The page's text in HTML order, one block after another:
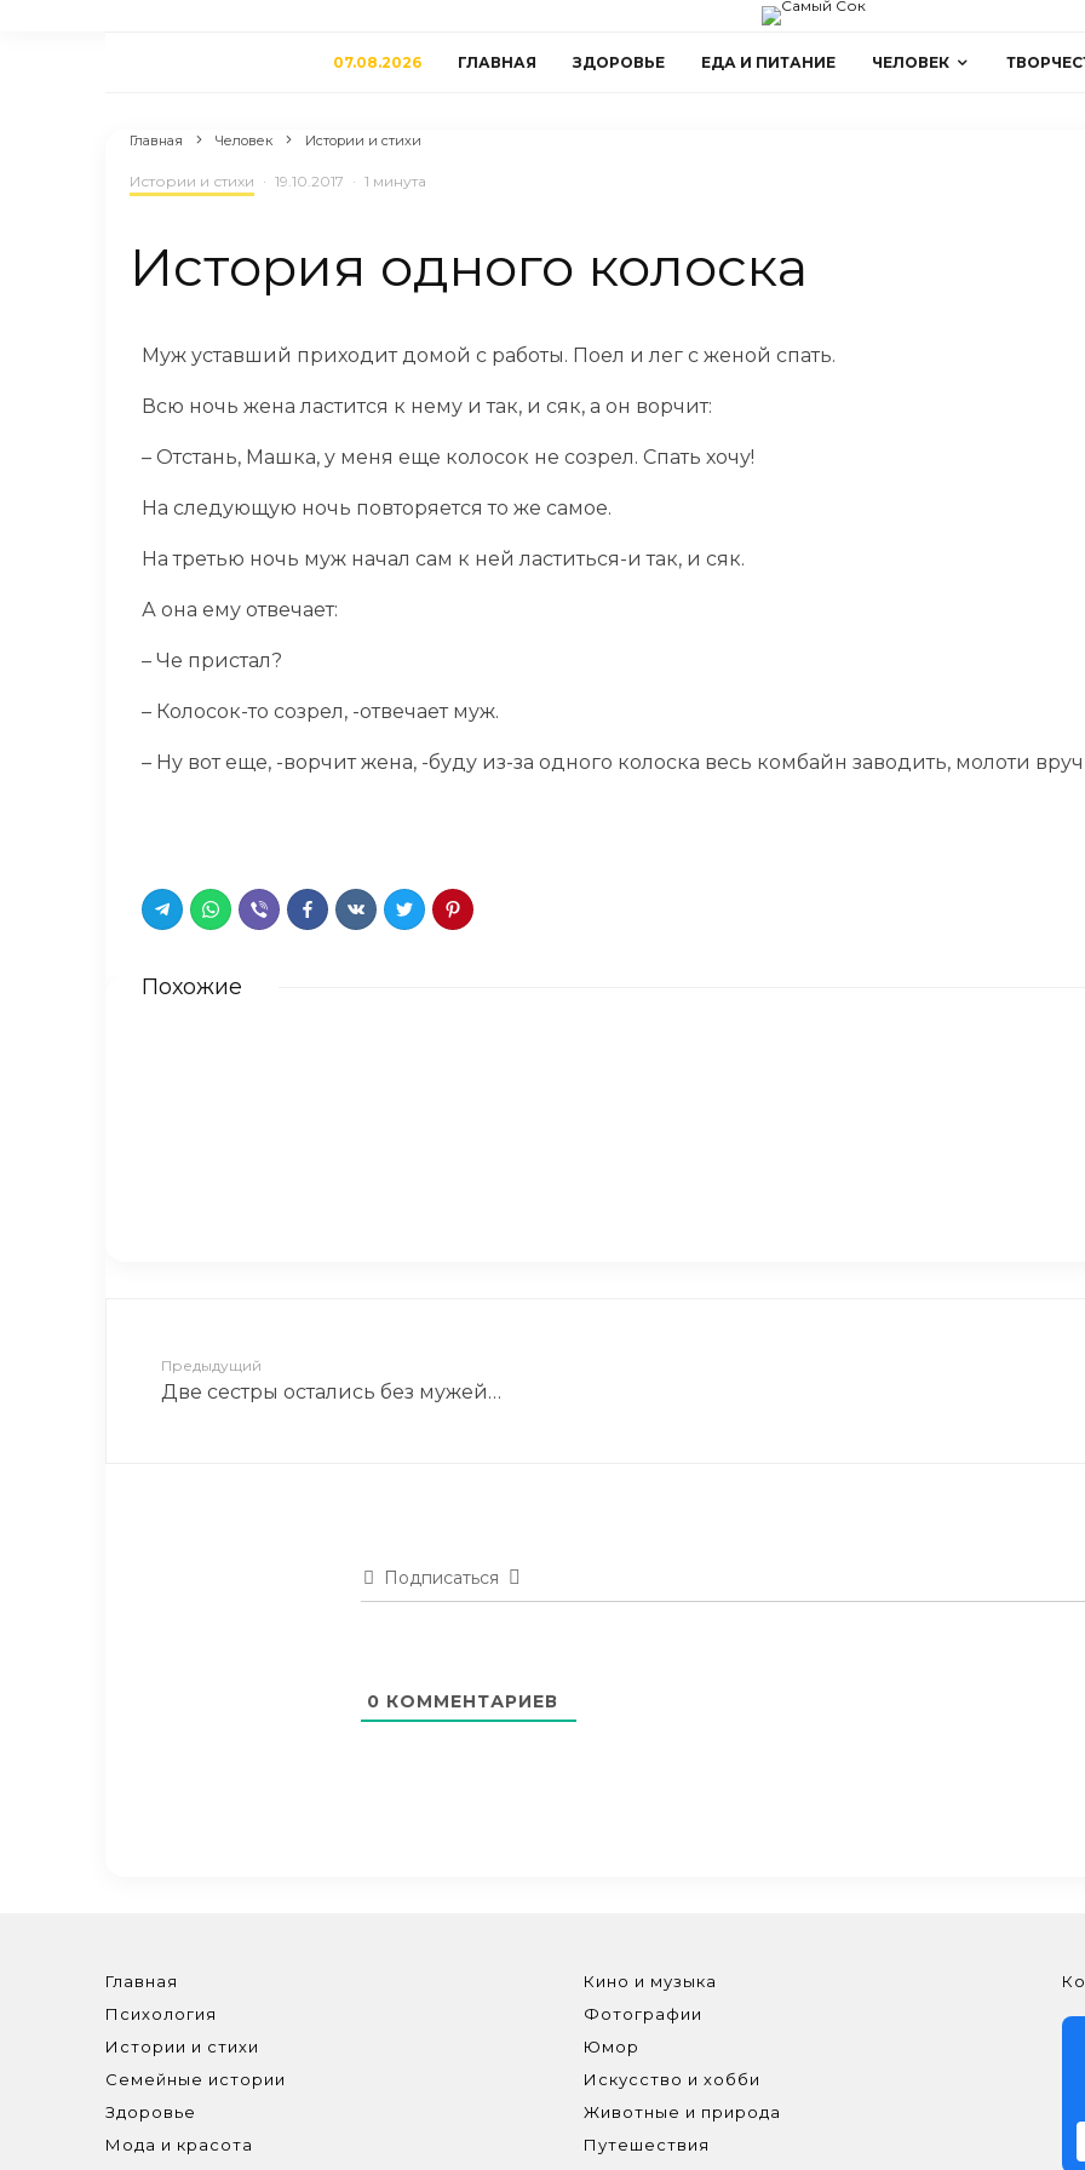
07.08.2026 ГЛАВНАЯ ЗДОРОВЬЕ ЕДА И ПИТАНИЕ ЧЕЛОВЕК
Главная Человек Истории и стихи
Истории и стихи · 19.10.2017 · 1 минута
История одного колоска
Муж уставший приходит домой с работы. Поел и лег с женой спать.
Всю ночь жена ластится к нему и так, и сяк, а он ворчит:
– Отстань, Машка, у меня еще колосок не созрел. Спать хочу!
На следующую ночь повторяется то же самое.
На третью ночь муж начал сам к ней ластиться-и так, и сяк.
А она ему отвечает:
– Чe пристал?
– Колосок-то созрел, -отвечает муж.
– Ну вот еще, -ворчит жена, -буду из-за одного колоска весь комбайн заводить, молоти
Похожие
Предыдущий
Две сестры остались без мужей…
Подписаться
0 КОММЕНТАРИЕВ
Главная
Психология
Истории и стихи
Семейные истории
Здоровье
Мода и красота
Кино и музыка
Фотографии
Юмор
Искусство и хобби
Животные и природа
Путешествия